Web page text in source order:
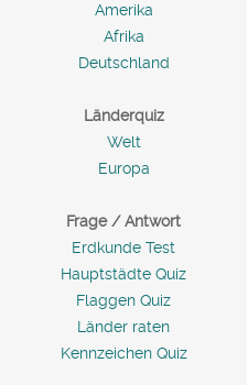
Amerika
Afrika
Deutschland
Länderquiz
Welt
Europa
Frage / Antwort
Erdkunde Test
Hauptstädte Quiz
Flaggen Quiz
Länder raten
Kennzeichen Quiz